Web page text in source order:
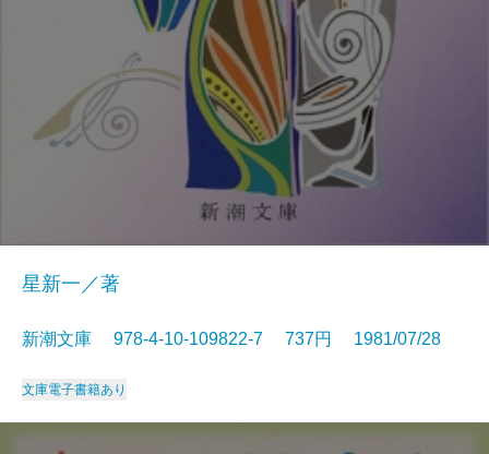
星新一／著
新潮文庫 978-4-10-109822-7 737円 1981/07/28
文庫電子書籍あり